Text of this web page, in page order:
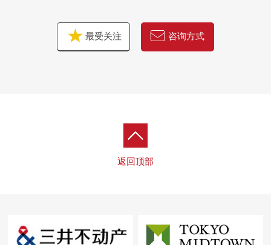
最受关注 咨询方式
返回顶部